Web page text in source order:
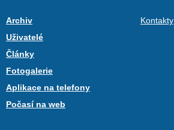
Archiv
Uživatelé
Články
Fotogalerie
Aplikace na telefony
Počasí na web
Kontakty